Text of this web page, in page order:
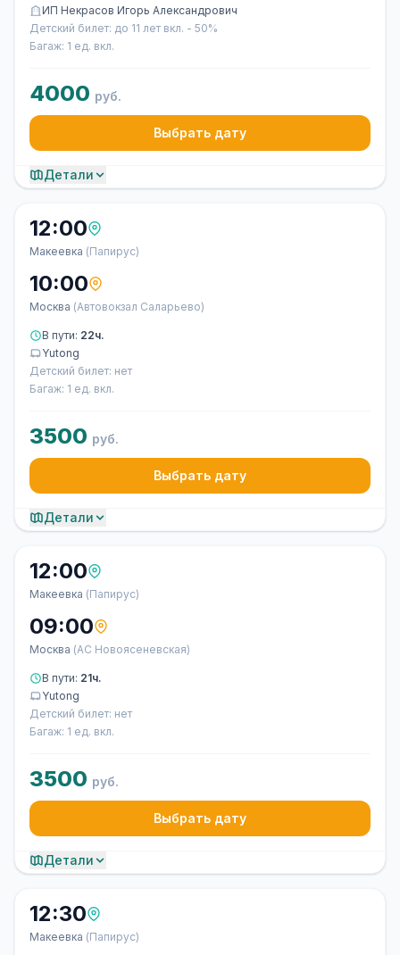
ИП Некрасов Игорь Александрович
Детский билет: до 11 лет вкл. - 50%
Багаж: 1 ед. вкл.
4000 руб.
Выбрать дату
Детали
12:00
Макеевка (Папирус)
10:00
Москва (Автовокзал Саларьево)
В пути: 22ч.
Yutong
Детский билет: нет
Багаж: 1 ед. вкл.
3500 руб.
Выбрать дату
Детали
12:00
Макеевка (Папирус)
09:00
Москва (АС Новоясеневская)
В пути: 21ч.
Yutong
Детский билет: нет
Багаж: 1 ед. вкл.
3500 руб.
Выбрать дату
Детали
12:30
Макеевка (Папирус)